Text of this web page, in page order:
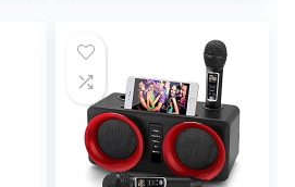
speelgoedmicrofo
on…